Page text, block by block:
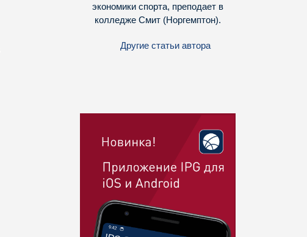
экономики спорта, преподает в
колледже Смит (Норгемптон).
Другие статьи автора